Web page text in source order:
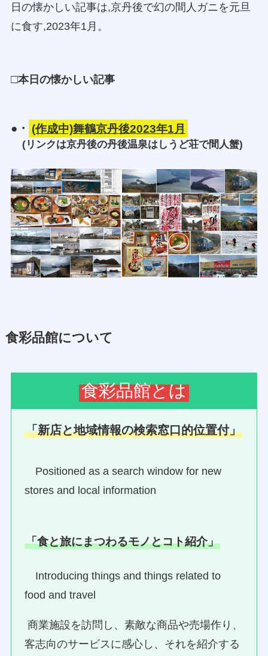
日の懐かしい記事は,京丹後で幻の間人ガニを元旦
に食す,2023年1月。
□本日の懐かしい記事
●・ (作成中)舞鶴京丹後2023年1月
(リンクは京丹後の丹後温泉はしうど荘で間人蟹)
食彩品館について
食彩品館とは
「新店と地域情報の検索窓口的位置付」
Positioned as a search window for new
stores and local information
「食と旅にまつわるモノとコト紹介」
Introducing things and things related to
food and travel
商業施設を訪問し、素敵な商品や売場作り、
客志向のサービスに感心し、それを紹介する